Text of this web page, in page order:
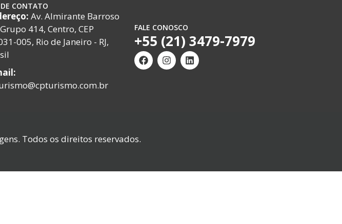
CONTATO
Av. Almirante Barroso
414, Centro, CEP
005, Rio de Janeiro - RJ,
FALE CONOSCO
+55 (21) 3479-7979
Todos os direitos reservados.